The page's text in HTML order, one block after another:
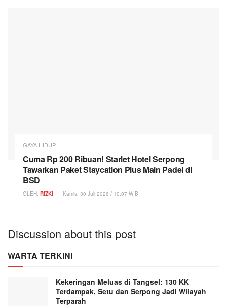
GAYA HIDUP
Cuma Rp 200 Ribuan! Starlet Hotel Serpong
Tawarkan Paket Staycation Plus Main Padel di
BSD
OLEH: RIZKI Kamis, 30 Juli 2026 / 10:07 WIB
Discussion about this post
WARTA TERKINI
Kekeringan Meluas di Tangsel: 130 KK
Terdampak, Setu dan Serpong Jadi Wilayah
Terparah